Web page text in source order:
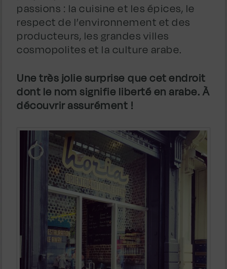
passions : la cuisine et les épices, le
respect de l’environnement et des
producteurs, les grandes villes
cosmopolites et la culture arabe.
Une très jolie surprise que cet endroit
dont le nom signifie liberté en arabe. À
découvrir assurément !